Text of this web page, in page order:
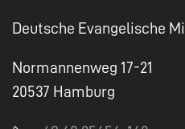
Deutsche Evangelische
Normannenweg 17-21
20537 Hamburg